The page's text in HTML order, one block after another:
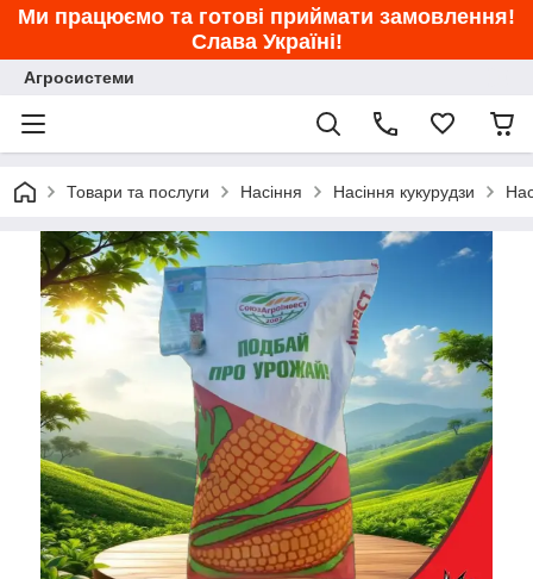
Ми працюємо та готові приймати замовлення!
Слава Україні!
Агросистеми
Товари та послуги Насіння Насіння кукурудзи